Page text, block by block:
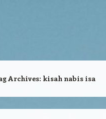
Archives: kisah nabis isa